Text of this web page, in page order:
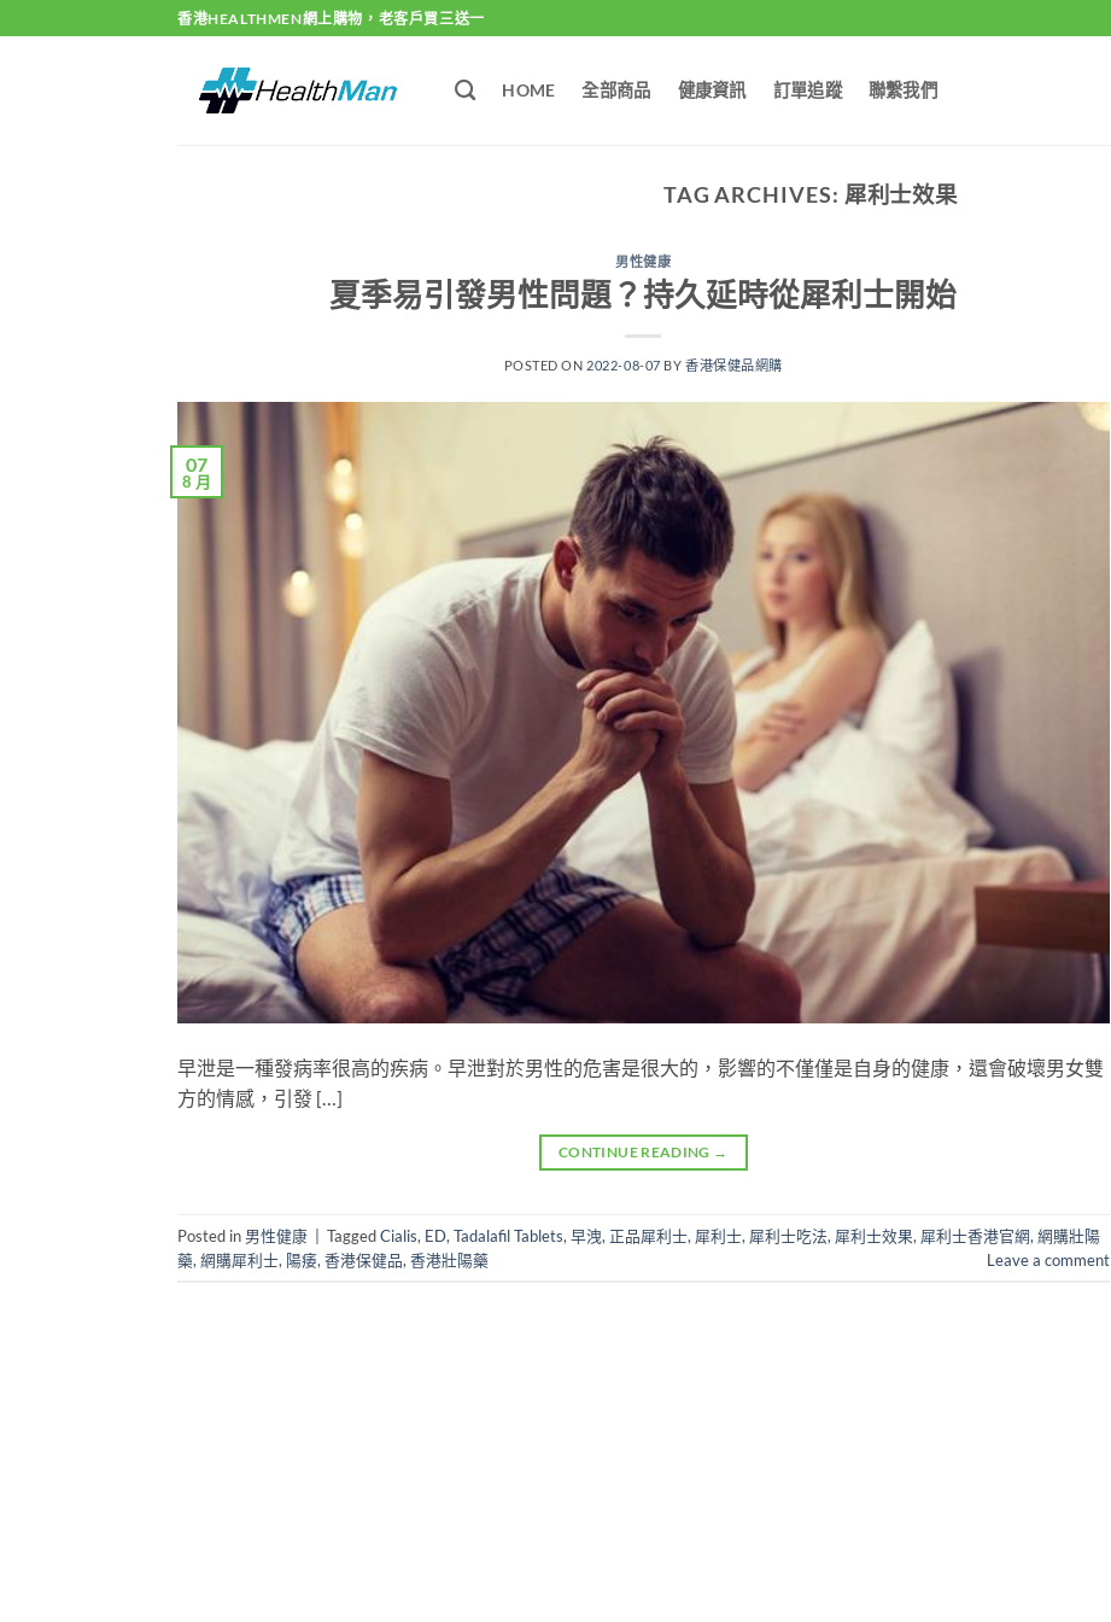
to
香港HEALTHMEN網上購物，老客戶買三送一
HOME 全部商品 健康資訊 訂單追蹤 聯繫我們
TAG ARCHIVES: 犀利士效果
男性健康
夏季易引發男性問題？持久延時從犀利士開始
POSTED ON 2022-08-07 BY香港保健品網購
07
8 月
早泄是一種發病率很高的疾病。早泄對於男性的危害是很大的，影響的不僅僅是自身的健康，還會破壞男女雙
方的情感，引發 […]
CONTINUE READING →
Posted in 男性健康 | TaggedCialis, ED, Tadalafil Tablets, 早洩, 正品犀利士, 犀利士, 犀利士吃法, 犀利士效果, 犀利士香港官網, 網購壯陽
藥, 網購犀利士, 陽痿, 香港保健品, 香港壯陽藥 Leave a comment